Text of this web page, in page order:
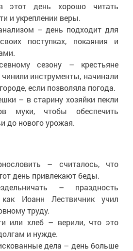
этот день хорошо читать
и укреплении веры.
– день подходит для
поступках, покаяния и
сезону – крестьяне
инструменты, начинали
если позволяла погода.
– в старину хозяйки пекли
муки, чтобы обеспечить
до нового урожая.
– считалось, что
день привлекают беды.
– праздность
Иоанн Лествичник учил
труду.
или хлеб – верили, что это
и нужде.
дела – день больше